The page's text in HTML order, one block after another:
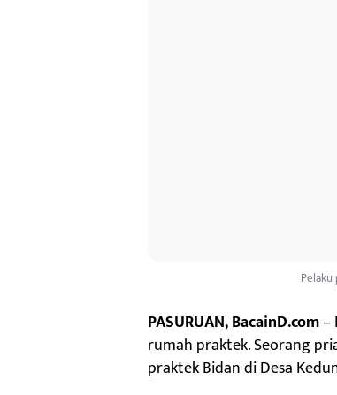
PASURUAN, BacainD.com–
rumah praktek. Seorang
praktek Bidan di Desa